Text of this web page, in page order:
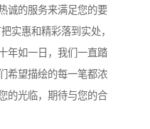
诚的服务来满足您的要
实惠和精彩落到实处，
年如一日，我们一直踏
希望描绘的每一笔都浓
的光临，期待与您的合